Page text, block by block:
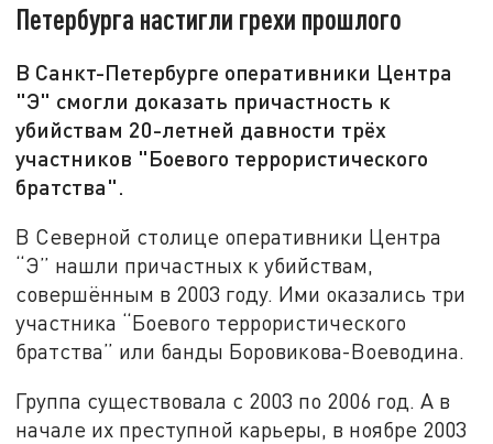
Петербурга настигли грехи прошлого
В Санкт-Петербурге оперативники Центра
"Э" смогли доказать причастность к
убийствам 20-летней давности трёх
участников "Боевого террористического
братства".
В Северной столице оперативники Центра
“Э” нашли причастных к убийствам,
совершённым в 2003 году. Ими оказались три
участника “Боевого террористического
братства” или банды Боровикова-Воеводина.
Группа существовала с 2003 по 2006 год. А в
начале их преступной карьеры, в ноябре 2003